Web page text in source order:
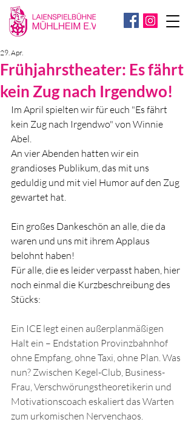
Frühjahrstheater: Es fährt
kein Zug nach Irgendwo!
29. Apr.
Im April spielten wir für euch "Es fährt
kein Zug nach Irgendwo" von Winnie
Abel.
An vier Abenden hatten wir ein
grandioses Publikum, das mit uns
geduldig und mit viel Humor auf den Zug
gewartet hat.
Ein großes Dankeschön an alle, die da
waren und uns mit ihrem Applaus
belohnt haben!
Für alle, die es leider verpasst haben, hier
noch einmal die Kurzbeschreibung des
Stücks:
Ein ICE legt einen außerplanmäßigen
Halt ein – Endstation Provinzbahnhof
ohne Empfang, ohne Taxi, ohne Plan. Was
nun? Zwischen Kegel-Club, Business-
Frau, Verschwörungstheoretikerin und
Motivationscoach eskaliert das Warten
zum urkomischen Nervenchaos.